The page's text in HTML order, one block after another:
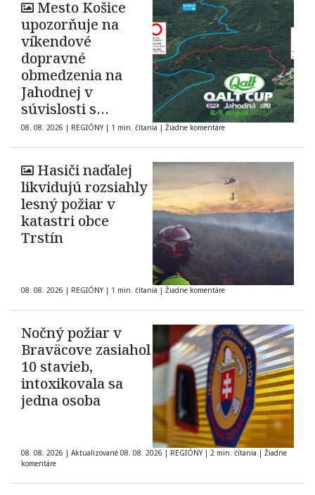
Mesto Košice
upozorňuje na
víkendové
dopravné
obmedzenia na
Jahodnej v
súvislosti s
automobilovými
pretekmi
08. 08. 2026 | REGIÓNY | 1 min. čítania | Žiadne komentáre
Hasiči naďalej
likvidujú rozsiahly
lesný požiar v
katastri obce
Trstín
08. 08. 2026 | REGIÓNY | 1 min. čítania | Žiadne komentáre
Nočný požiar v
Braväcove zasiahol
10 stavieb,
intoxikovala sa
jedna osoba
08. 08. 2026 | Aktualizované 08. 08. 2026 | REGIÓNY | 2 min. čítania | Žiadne
komentáre